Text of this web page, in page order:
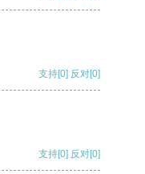
支持[0] 反对[0]
支持[0] 反对[0]